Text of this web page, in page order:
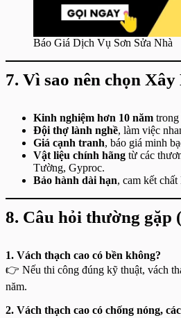
Báo Giá Dịch Vụ Sơn Sửa Nhà
7. Vì sao nên chọn
Kinh nghiệm hơn 10 năm
Đội thợ lành nghề, làm việc
Giá cạnh tranh, báo giá minh
Vật liệu chính hãng từ các
Tường, Gyproc.
Bảo hành dài hạn, cam kết
8. Câu hỏi thường gặp
1. Vách thạch cao có bền không?
👉 Nếu thi công đúng kỹ thuật, vách
năm.
2. Vách thạch cao có chống nóng,